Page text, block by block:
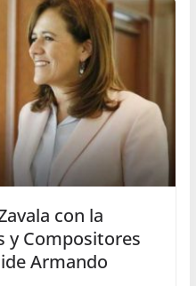
con la
y Compositores
Armando